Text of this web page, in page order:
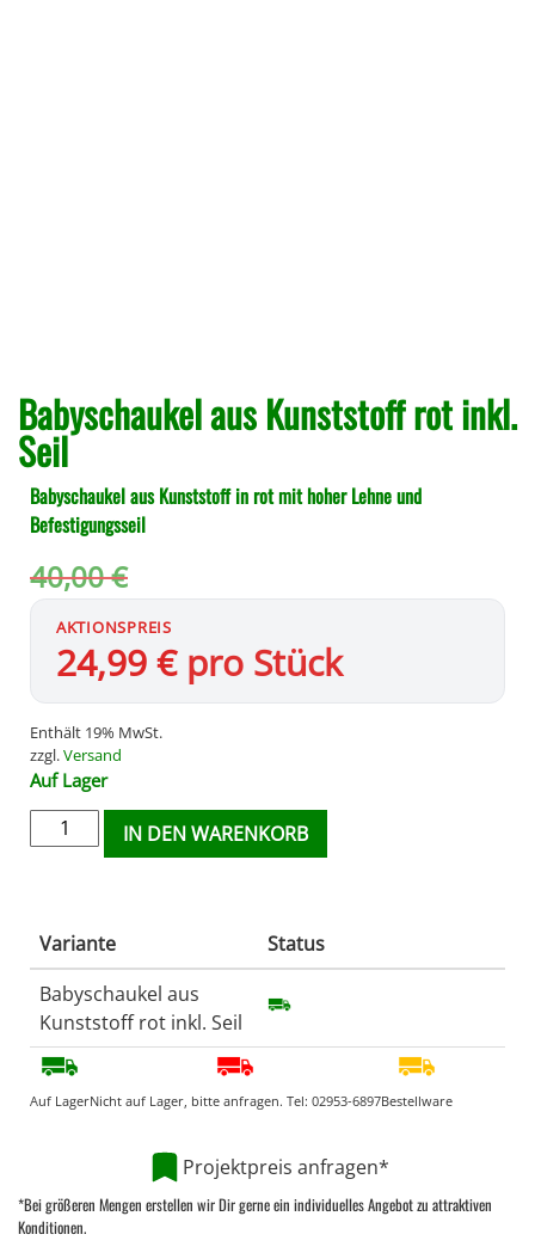
Babyschaukel aus Kunststoff rot inkl.
Seil
Babyschaukel aus Kunststoff in rot mit hoher Lehne und
Befestigungsseil
40,00€
24,99€ pro Stück
Enthält 19% MwSt.
zzgl.Versand
Auf Lager
IN DEN WARENKORB
Variante
Status
Babyschaukel aus
Kunststoff rot inkl. Seil
Auf LagerNicht auf Lager, bitte anfragen. Tel: 02953-6897Bestellware
Projektpreis anfragen*
*Bei größeren Mengen erstellen wir Dir gerne ein individuelles Angebot zu attraktiven
Konditionen.